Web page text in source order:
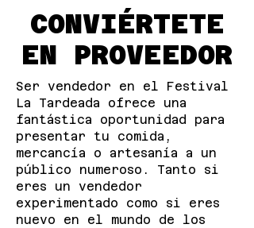
CONVIÉRTETE
EN PROVEEDOR
Ser vendedor en el Festival
La Tardeada ofrece una
fantástica oportunidad para
presentar tu comida,
mercancía o artesanía a un
público numeroso. Tanto si
eres un vendedor
experimentado como si eres
nuevo en el mundo de los